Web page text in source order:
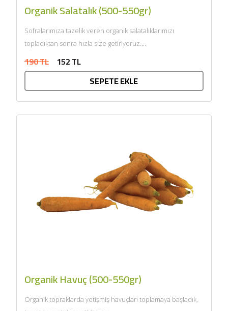
Organik Salatalık (500-550gr)
Sofralarımıza tazelik veren organik salatalıklarımızı
topladıktan sonra hızla size getiriyoruz....
190 TL 152 TL
SEPETE EKLE
Organik Havuç (500-550gr)
Organik topraklarda yetişmiş havuçları toplamaya başladık,